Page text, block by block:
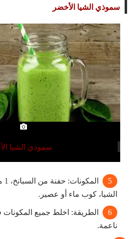
سموذي الشيا الأخضر
سموذي الشيا
الشيا، كوب ماء أو عصير.
الطريقة: اخلط جميع
ناعمة.